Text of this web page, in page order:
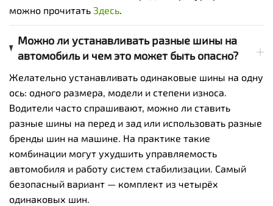
можно прочитать Здесь.
Можно ли устанавливать разные шины на
автомобиль и чем это может быть опасно?
Желательно устанавливать одинаковые шины на одну
ось: одного размера, модели и степени износа.
Водители часто спрашивают, можно ли ставить
разные шины на перед и зад или использовать разные
бренды шин на машине. На практике такие
комбинации могут ухудшить управляемость
автомобиля и работу систем стабилизации. Самый
безопасный вариант — комплект из четырёх
одинаковых шин.